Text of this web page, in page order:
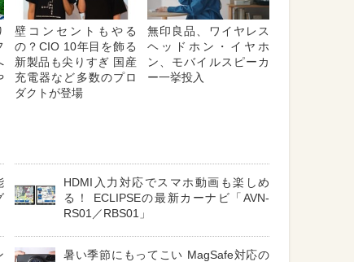
壁コンセントもやる
の？CIO 10年目を飾る
新製品も尖りすぎ 国産
充電器など多数のプロ
ダクトが登場
無印良品、ワイヤレス
ヘッドホン・イヤホ
ン、モバイルスピーカ
ー一挙投入
HDMI入力対応でスマホ動画も楽しめ
る！ ECLIPSEの最新カーナビ「AVN-
RS01／RBS01」
暑い季節にもってこい MagSafe対応の